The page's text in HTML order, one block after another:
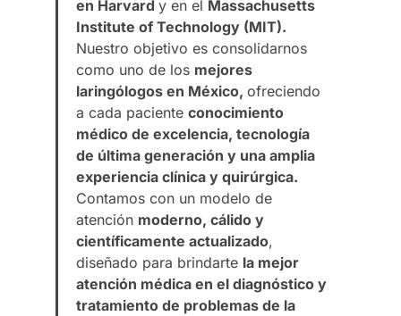
en Harvardy en el Massachusetts
Institute of Technology (MIT).
Nuestro objetivo es consolidarnos
como uno de los mejores
laringólogos en México,ofreciendo
a cada pacienteconocimiento
médico de excelencia, tecnología
de última generación y una amplia
experiencia clínica y quirúrgica.
Contamos con un modelo de
atención moderno, cálido y
científicamente actualizado,
diseñado para brindarte la mejor
atención médica en el diagnóstico y
tratamiento de problemas de la